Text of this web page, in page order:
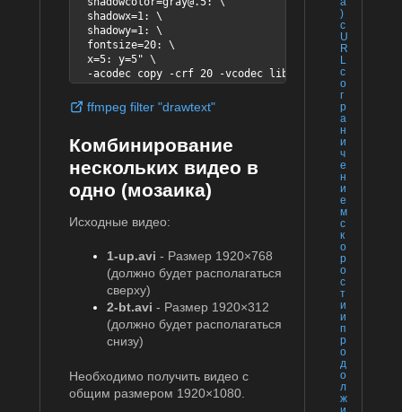
)
с
U
R
L
с
о
г
р
а
н
и
ч
е
н
и
е
м
с
к
о
р
о
с
т
и
и
п
р
о
д
о
л
ж
  shadowx=1: \
  shadowy=1: \
  fontsize=20: \
  x=5: y=5" \
  -acodec copy -crf 20 -vcodec libx264 -y output.mkv
ffmpeg filter "drawtext"
Комбинирование
нескольких видео в
одно (мозаика)
Исходные видео:
1-up.avi - Размер 1920×768
(должно будет располагаться
сверху)
2-bt.avi - Размер 1920×312
(должно будет располагаться
снизу)
Необходимо получить видео с
общим размером 1920×1080.